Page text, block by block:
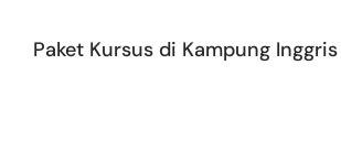
Paket Kursus di Kampung Inggris